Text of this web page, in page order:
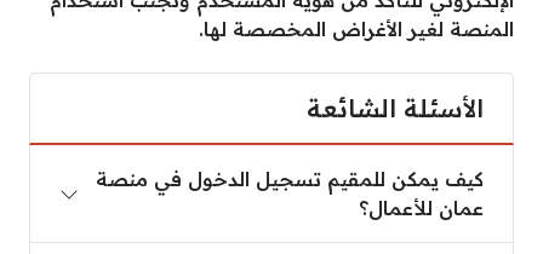
المنصة لغير الأغراض المخصصة لها.
الأسئلة الشائعة
كيف يمكن للمقيم تسجيل الدخول في منصة
عمان للأعمال؟